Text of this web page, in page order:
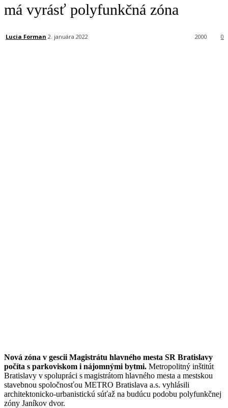
má vyrásť polyfunkčná zóna
Lucia Forman 2. januára 2022 0
2000
Nová zóna v gescii Magistrátu hlavného mesta SR Bratislavy
počíta s parkoviskom i nájomnými bytmi. Metropolitný inštitút
Bratislavy v spolupráci s magistrátom hlavného mesta a mestskou
stavebnou spoločnosťou METRO Bratislava a.s. vyhlásili
architektonicko-urbanistickú súťaž na budúcu podobu polyfunkčnej
zóny Janíkov dvor.